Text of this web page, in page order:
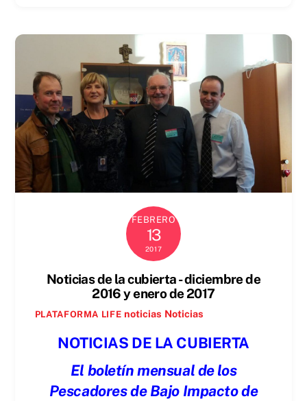
FEBRERO
13
2017
Noticias de la cubierta - diciembre de
2016 y enero de 2017
PLATAFORMA LIFE noticias Noticias
NOTICIAS DE LA CUBIERTA
El boletín mensual de los
Pescadores de Bajo Impacto de